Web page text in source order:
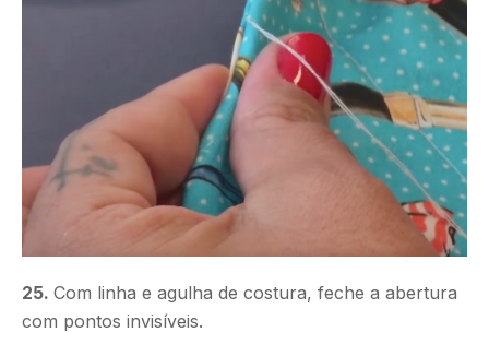
25. Com linha e agulha de costura, feche a abertura
com pontos invisíveis.